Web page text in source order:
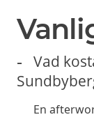
Serveras
Vad
En